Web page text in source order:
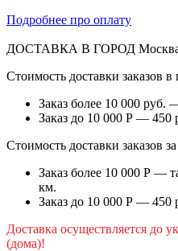
Подробнее про оплату
ДОСТАВКА В ГОРОД
Стоимость доставки заказов
Заказ более 10 000 руб.
Заказ до 10 000 Р — 450
Стоимость доставки заказов
Заказ более 10 000 Р —
км.
Заказ до 10 000 Р — 450
Доставка осуществляется до
(дома)!